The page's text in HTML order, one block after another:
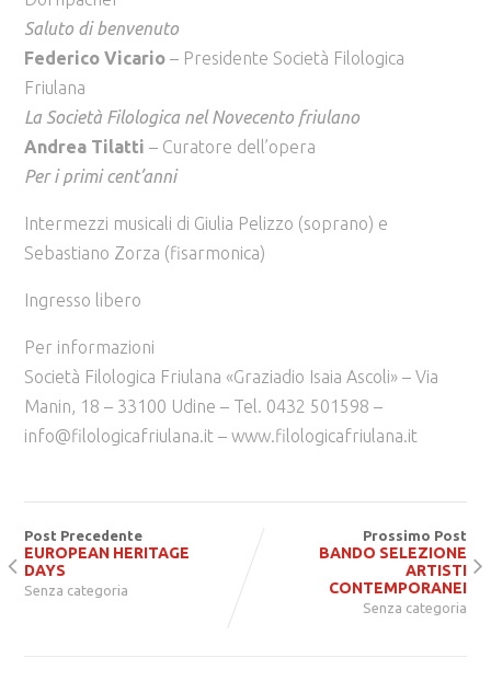
Saluto di benvenuto
Federico Vicario– Presidente Società Filologica
Friulana
La Società Filologica nel Novecento friulano
Andrea Tilatti – Curatore dell’opera
Per i primi cent’anni
Intermezzi musicali di Giulia Pelizzo (soprano) e
Sebastiano Zorza (fisarmonica)
Ingresso libero
Per informazioni
Società Filologica Friulana «Graziadio Isaia Ascoli» – Via
Manin, 18 – 33100 Udine – Tel. 0432 501598 –
info@filologicafriulana.it – www.filologicafriulana.it
Post Precedente
EUROPEAN HERITAGE
DAYS
Senza categoria
Prossimo Post
BANDO SELEZIONE
ARTISTI
CONTEMPORANEI
Senza categoria